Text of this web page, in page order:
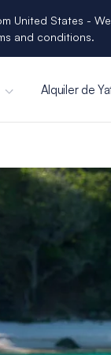
United States -
and conditions.
Alquiler de